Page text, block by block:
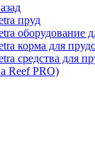
пруд
оборудование
корма для
средства для
Reef PRO)